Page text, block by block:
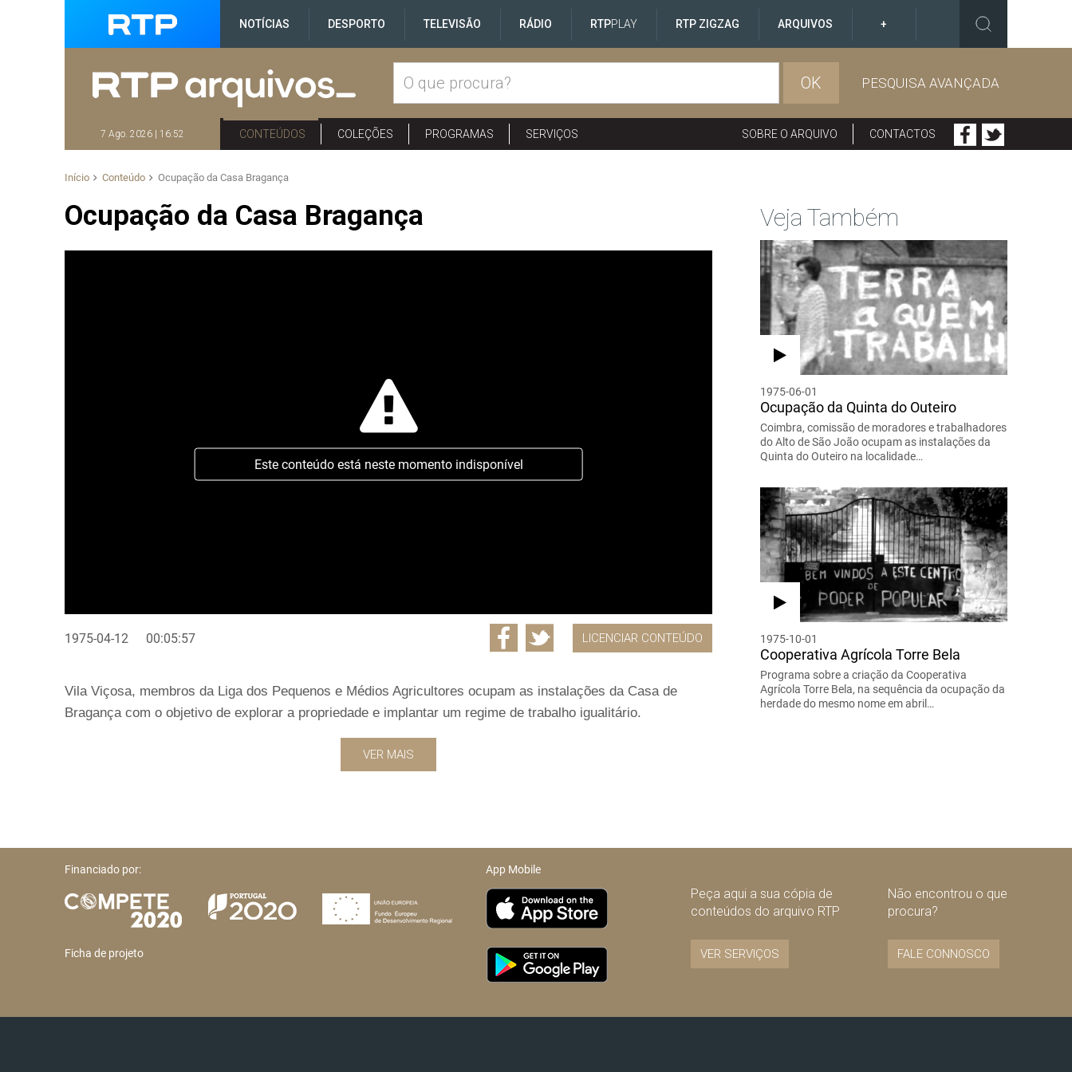
NOTÍCIAS DESPORTO TELEVISÃO RÁDIO RTPPLAY RTP ZIGZAG ARQUIVOS +
OK PESQUISA AVANÇADA
7 Ago. 2026 | 16:52 CONTEÚDOS COLEÇÕES PROGRAMAS SERVIÇOS SOBRE O ARQUIVO CONTACTOS
Início Conteúdo Ocupação da Casa Bragança
Ocupação da Casa Bragança
Este conteúdo está neste momento indisponível
1975-04-12 00:05:57 LICENCIAR CONTEÚDO
Vila Viçosa, membros da Liga dos Pequenos e Médios Agricultores ocupam as instalações da Casa de
Bragança com o objetivo de explorar a propriedade e implantar um regime de trabalho igualitário.
VER MAIS
Veja Também
1975-06-01
Ocupação da Quinta do Outeiro
Coimbra, comissão de moradores e trabalhadores
do Alto de São João ocupam as instalações da
Quinta do Outeiro na localidade…
1975-10-01
Cooperativa Agrícola Torre Bela
Programa sobre a criação da Cooperativa
Agrícola Torre Bela, na sequência da ocupação da
herdade do mesmo nome em abril…
Financiado por:
Ficha de projeto
App Mobile
Peça aqui a sua cópia de
conteúdos do arquivo RTP
VER SERVIÇOS
Não encontrou o que
procura?
FALE CONNOSCO